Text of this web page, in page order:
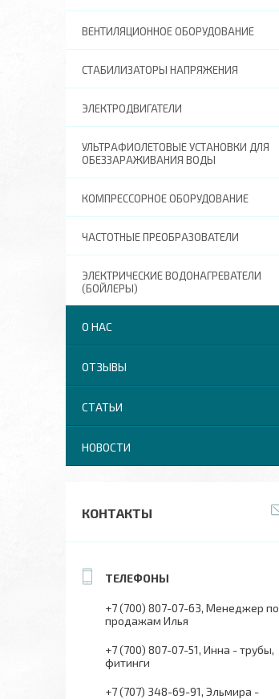
ВЕНТИЛЯЦИОННОЕ ОБОРУДОВАНИЕ
СТАБИЛИЗАТОРЫ НАПРЯЖЕНИЯ
ЭЛЕКТРОДВИГАТЕЛИ
УЛЬТРАФИОЛЕТОВЫЕ УСТАНОВКИ ДЛЯ
ОБЕЗЗАРАЖИВАНИЯ ВОДЫ
КОМПРЕССОРНОЕ ОБОРУДОВАНИЕ
ЧАСТОТНЫЕ ПРЕОБРАЗОВАТЕЛИ
ЭЛЕКТРИЧЕСКИЕ ВОДОНАГРЕВАТЕЛИ
(БОЙЛЕРЫ)
О НАС
ОТЗЫВЫ
СТАТЬИ
НОВОСТИ
КОНТАКТЫ
+7 (700) 807-07-63 Менеджер по
продажам Илья
+7 (700) 807-07-51 Инна - трубы,
фитинги
+7 (707) 348-69-91 Эльмира -